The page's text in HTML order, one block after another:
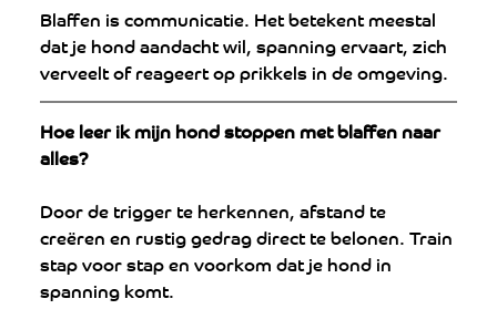
Blaffen is communicatie. Het betekent meestal
dat je hond aandacht wil, spanning ervaart, zich
verveelt of reageert op prikkels in de omgeving.
Hoe leer ik mijn hond stoppen met blaffen naar
alles?
Door de trigger te herkennen, afstand te
creëren en rustig gedrag direct te belonen. Train
stap voor stap en voorkom dat je hond in
spanning komt.